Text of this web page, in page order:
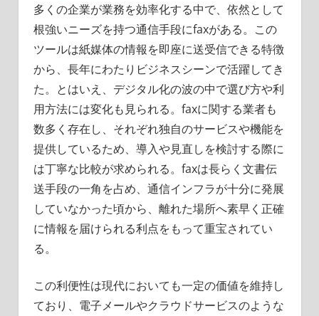
多くの企業が業務を効率化する中で、依然として
根強いニーズを持つ通信手段にfaxがある。 この
ツールは紙媒体の情報を即座に送受信できる特徴
から、長年にわたりビジネスシーンで活躍してき
た。とはいえ、デジタル化の波の中で選び方や利
用方法には変化も見られる。faxに関する業者も
数多く存在し、それぞれ独自のサービスや機能を
提供しているため、導入や見直しを検討する際に
は丁寧な比較が求められる。faxは長らく文書伝
送手段の一角を占め、通信インフラが十分に発展
していなかった頃から、離れた場所へ素早く正確
に情報を届けられる利点をもって重宝されてい
る。
この利便性は現代においても一定の価値を維持し
ており、電子メールやクラウドサービスのような